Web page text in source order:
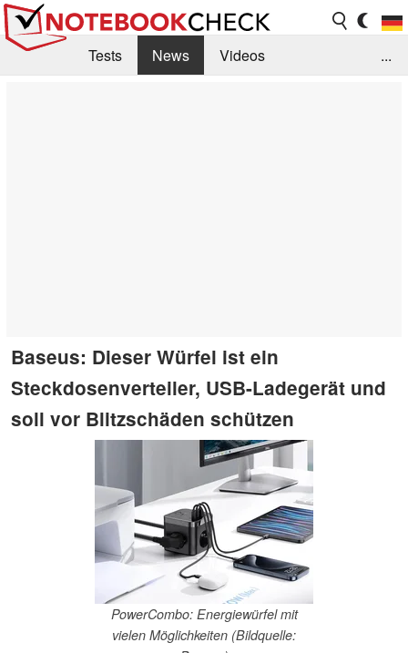
Tests News
Videos
...
Baseus: Dieser Würfel ist ein
Steckdosenverteiler, USB-Ladegerät und
soll vor Blitzschäden schützen
PowerCombo: Energiewürfel mit
vielen Möglichkeiten (Bildquelle: